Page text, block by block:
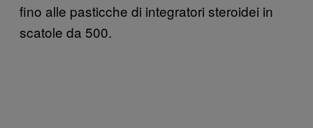
fino alle pasticche di integratori steroidei in
scatole da 500.